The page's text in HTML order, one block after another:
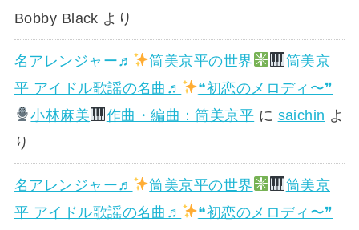
Bobby Black より
名アレンジャー♬ 筒美京平の世界
筒美京
平 アイドル歌謡の名曲♬
❝初恋のメロディ〜❞
小林麻美
作曲・編曲：筒美京平 に saichin よ
り
名アレンジャー♬ 筒美京平の世界
筒美京
平 アイドル歌謡の名曲♬
❝初恋のメロディ〜❞